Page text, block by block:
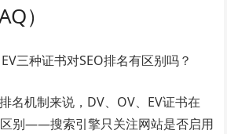
）
三种证书对SEO排名有区别吗？
名机制来说，DV、OV、EV证书在
区别——搜索引擎只关注网站是否启用